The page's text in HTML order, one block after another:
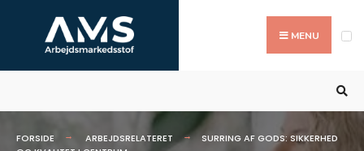
MENU
FORSIDE ARBEJDSRELATERET
SURRING AF GODS: SIKKERHED
for: